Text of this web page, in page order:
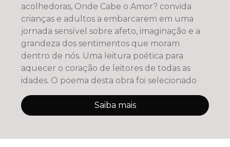
acolhedoras, Onde Cabe o Amor? convida
crianças e adultos a embarcarem em uma
jornada sensível sobre afeto, imaginação e a
grandeza dos sentimentos que moram
dentro de nós. Uma leitura poética para
aquecer o coração de leitores de todas as
idades. O poema desta obra foi selecionado
Saiba mais